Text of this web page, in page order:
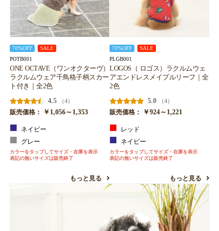
70%OFF SALE
POTB001
ONE OCTAVE（ワンオクターヴ）
ラクルムウェア千鳥格子柄スカー
ト付き｜全2色
4.5
（4）
販売価格：
￥1,056～1,353
ネイビー
グレー
カラーをタップしてサイズ・在庫を表示
表記の無いサイズは販売終了
もっと見る
70%OFF SALE
PLGB001
LOGOS（ ロゴス）ラクルムウェ
アエンドレスメイプルリーフ｜全
2色
5.0
（4）
販売価格：
￥924～1,221
レッド
ネイビー
カラーをタップしてサイズ・在庫を表示
表記の無いサイズは販売終了
もっと見る